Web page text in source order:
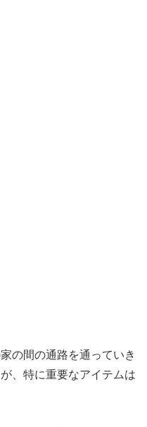
の間の通路を通っていき
、特に重要なアイテムは